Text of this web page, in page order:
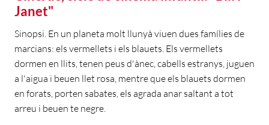
Janet"
Sinopsi. En un planeta molt llunyà viuen dues famílies de
marcians: els vermellets i els blauets. Els vermellets
dormen en llits, tenen peus d'ànec, cabells estranys, juguen
a l'aigua i beuen llet rosa, mentre que els blauets dormen
en forats, porten sabates, els agrada anar saltant a tot
arreu i beuen te negre.